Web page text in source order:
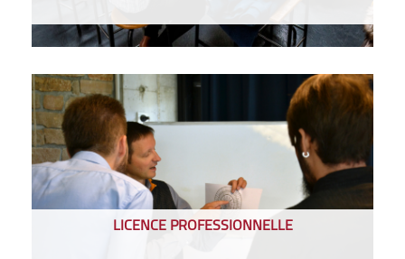
LICENCE PROFESSIONNELLE